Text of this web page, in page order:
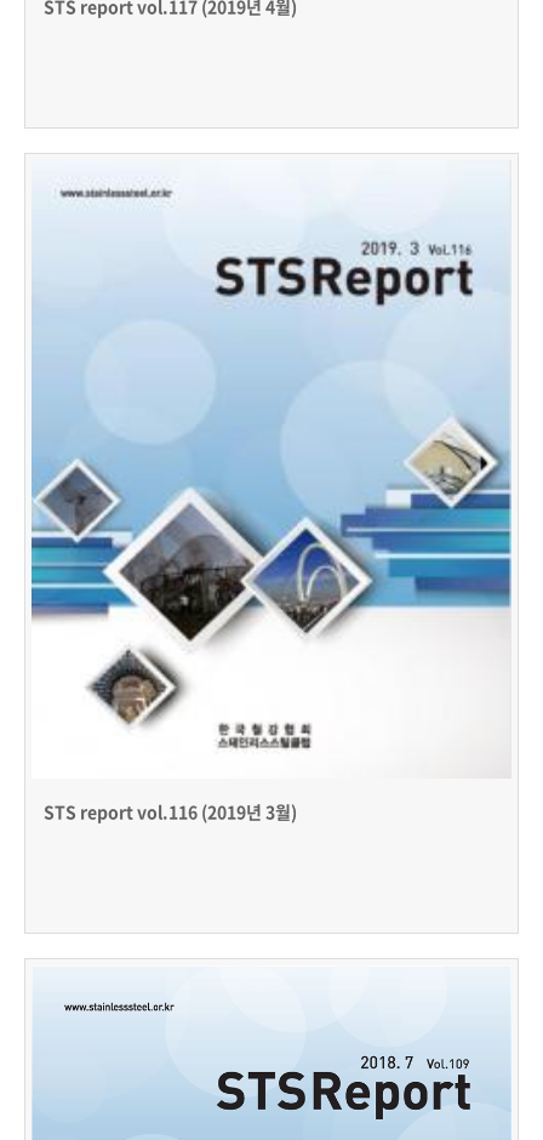
STS report vol.117 (2019년 4월)
STS report vol.116 (2019년 3월)